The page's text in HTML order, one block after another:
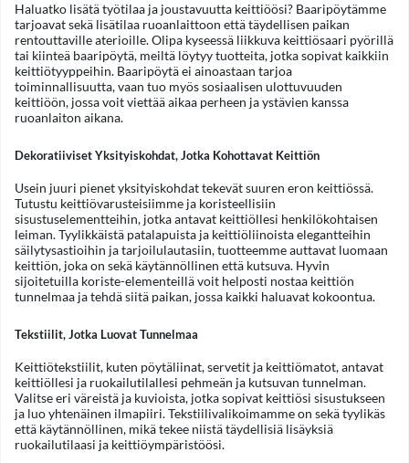
Haluatko lisätä työtilaa ja joustavuutta keittiöösi? Baaripöytämme
tarjoavat sekä lisätilaa ruoanlaittoon että täydellisen paikan
rentouttaville aterioille. Olipa kyseessä liikkuva keittiösaari pyörillä
tai kiinteä baaripöytä, meiltä löytyy tuotteita, jotka sopivat kaikkiin
keittiötyyppeihin. Baaripöytä ei ainoastaan tarjoa
toiminnallisuutta, vaan tuo myös sosiaalisen ulottuvuuden
keittiöön, jossa voit viettää aikaa perheen ja ystävien kanssa
ruoanlaiton aikana.
Dekoratiiviset Yksityiskohdat, Jotka Kohottavat Keittiön
Usein juuri pienet yksityiskohdat tekevät suuren eron keittiössä.
Tutustu keittiövarusteisiimme ja koristeellisiin
sisustuselementteihin, jotka antavat keittiöllesi henkilökohtaisen
leiman. Tyylikkäistä patalapuista ja keittiöliinoista elegantteihin
säilytysastioihin ja tarjoilulautasiin, tuotteemme auttavat luomaan
keittiön, joka on sekä käytännöllinen että kutsuva. Hyvin
sijoitetuilla koriste-elementeillä voit helposti nostaa keittiön
tunnelmaa ja tehdä siitä paikan, jossa kaikki haluavat kokoontua.
Tekstiilit, Jotka Luovat Tunnelmaa
Keittiötekstiilit, kuten pöytäliinat, servetit ja keittiömatot, antavat
keittiöllesi ja ruokailutilallesi pehmeän ja kutsuvan tunnelman.
Valitse eri väreistä ja kuvioista, jotka sopivat keittiösi sisustukseen
ja luo yhtenäinen ilmapiiri. Tekstiilivalikoimamme on sekä tyylikäs
että käytännöllinen, mikä tekee niistä täydellisiä lisäyksiä
ruokailutilaasi ja keittiöympäristöösi.